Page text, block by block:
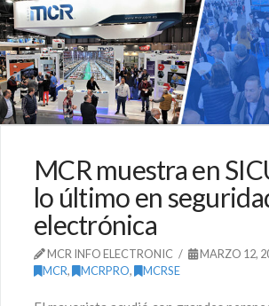
MCR muestra en
lo último en
electrónica
MCR INFO ELECTRONIC
MARZO 12,
MCR, MCRPRO, MCRSE